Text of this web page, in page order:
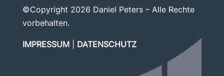
©Copyright 2026 Daniel Peters – Alle Rechte
vorbehalten.
IMPRESSUM| DATENSCHUTZ